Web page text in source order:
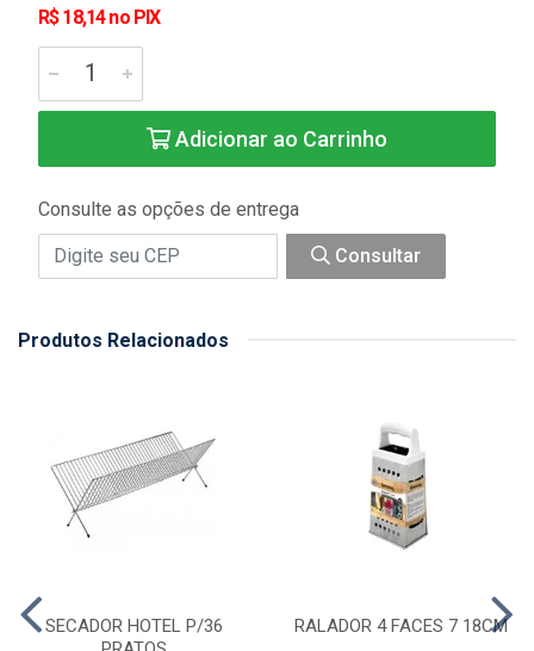
R$ 18,14 no PIX
Adicionar ao Carrinho
Consulte as opções de entrega
Consultar
Produtos Relacionados
SECADOR HOTEL P/36
RALADOR 4 FACES 7 18CM